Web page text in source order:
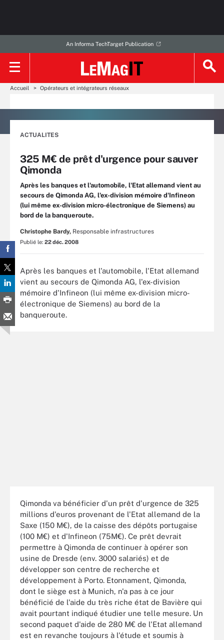
An Informa TechTarget Publication
Accueil Opérateurs et intégrateurs réseaux
ACTUALITES
325 M€ de prêt d'urgence pour sauver
Qimonda
Après les banques et l'automobile, l'Etat allemand vient au
secours de Qimonda AG, l'ex-division mémoire d'Infineon
(lui même ex-division micro-électronique de Siemens) au
bord de la banqueroute.
Christophe Bardy, Responsable infrastructures
Publié le: 22 déc. 2008
Après les banques et l'automobile, l'Etat allemand
vient au secours de Qimonda AG, l'ex-division
mémoire d'Infineon (lui même ex-division micro-
électronique de Siemens) au bord de la
banqueroute.
Qimonda va bénéficier d'un prêt d'urgence de 325
millions d'euros provenant de l'Etat allemand de la
Saxe (150 M€), de la caisse des dépôts portugaise
(100 M€) et d'Infineon (75M€). Ce prêt devrait
permettre à Qimonda de continuer à opérer son
usine de Dresde (env. 3000 salariés) et de
développer son centre de recherche et
développement à Porto. Etonnament, Qimonda,
dont le siège est à Munich, n'a pas à ce jour
bénéficié de l'aide du très riche état de Bavière qui
avait pourtant indiqué étudier une telle mesure. Un
second paquet d'aide de 280 M€ de l'Etat allemand
est en revanche toujours à l'étude et soumis à